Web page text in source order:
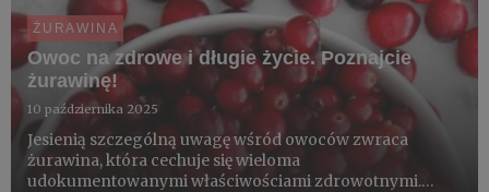
ŻURAWINA
Owoc na zdrowe i długie życie. Poznajcie
żurawinę!
10 października 2025
Jesienią szczególną uwagę wśród owoców zwraca
żurawina, która cechuje się wieloma
udokumentowanymi właściwościami zdrowotnymi.